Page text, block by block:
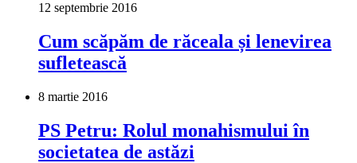
12 septembrie 2016
Cum scăpăm de răceala și lenevirea
sufletească
8 martie 2016
PS Petru: Rolul monahismului în
societatea de astăzi